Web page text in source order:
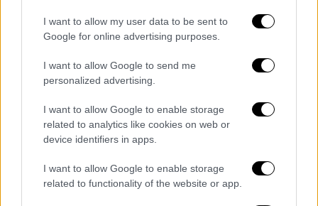
I want to allow my user data to be sent to
Google for online advertising purposes.
I want to allow Google to send me
personalized advertising.
I want to allow Google to enable storage
related to analytics like cookies on web or
device identifiers in apps.
I want to allow Google to enable storage
related to functionality of the website or app.